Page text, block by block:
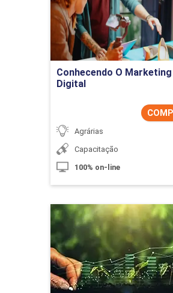
Conhecendo O Marketing
Digital
Agrárias
Capacitação
100% on-line
Detalhes do
Controle
Detalhes do
Comprar